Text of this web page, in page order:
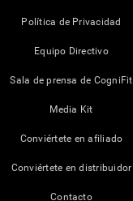
Política de Privacidad
Equipo Directivo
Sala de prensa de CogniFit
Media Kit
Conviértete en afiliado
Conviértete en distribuidor
Contacto